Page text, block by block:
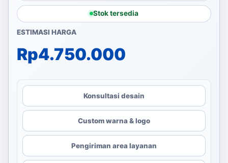
Stok tersedia
ESTIMASI HARGA
Rp4.750.000
Konsultasi desain
Custom warna & logo
Pengiriman area layanan